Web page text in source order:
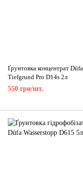
Ґрунтовка концентрат Düfa
Tiefgrund Pro D14s 2л
550 грн/шт.